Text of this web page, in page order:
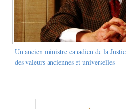
Un ancien ministre canadien de la
des valeurs anciennes et universelles